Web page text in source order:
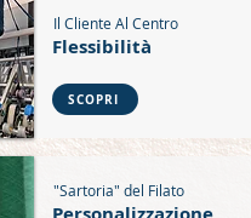
Il Cliente Al Centro
Flessibilità
SCOPRI
"Sartoria" del Filato